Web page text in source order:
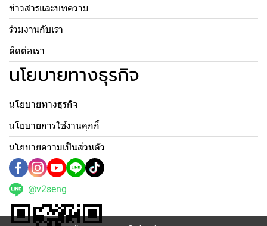
ข่าวสารและบทความ
ร่วมงานกับเรา
ติดต่อเรา
นโยบายทางธุรกิจ
นโยบายทางธุรกิจ
นโยบายการใช้งานคุกกี้
นโยบายความเป็นส่วนตัว
@v2seng